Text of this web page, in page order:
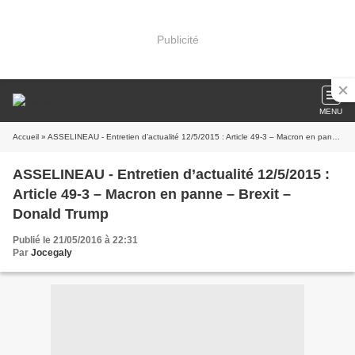
Publicité
MENU
Accueil » ASSELINEAU - Entretien d’actualité 12/5/2015 : Article 49-3 – Macron en panne – Brexit – Donald Trump
ASSELINEAU - Entretien d’actualité 12/5/2015 :
Article 49-3 – Macron en panne – Brexit –
Donald Trump
Publié le 21/05/2016 à 22:31
Par Jocegaly